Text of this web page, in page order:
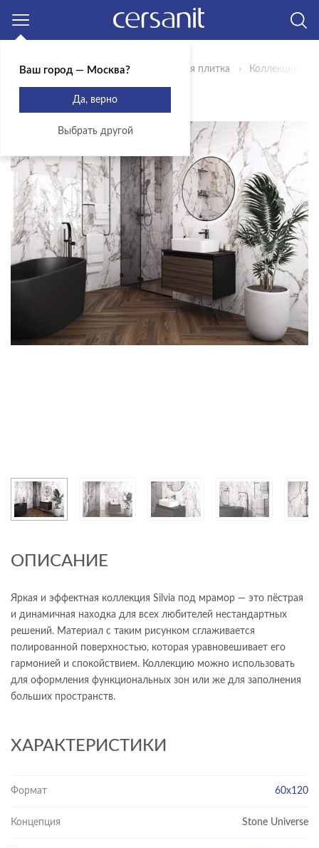
Главная Продукты Керамическая плитка Коллекции
КОЛЛЕКЦИЯ SILVIA
ОПИСАНИЕ
Яркая и эффектная коллекция Silvia под мрамор — это пёстрая
и динамичная находка для всех любителей нестандартных
решений. Материал с таким рисунком сглаживается
полированной поверхностью, которая уравновешивает его
гармонией и спокойствием. Коллекцию можно использовать
для оформления функциональных зон или же для заполнения
больших пространств.
ХАРАКТЕРИСТИКИ
Формат 60x120
Концепция Stone Universe
Ваш город — Москва?
Да, верно
Выбрать другой